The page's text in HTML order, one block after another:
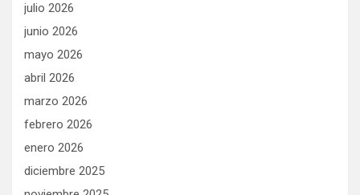
julio 2026
junio 2026
mayo 2026
abril 2026
marzo 2026
febrero 2026
enero 2026
diciembre 2025